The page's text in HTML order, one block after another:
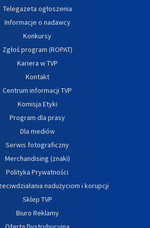
Telegazeta ogłoszenia
Informacje o nadawcy
Konkursy
Zgłoś program (ROPAT)
Kariera w TVP
Kontakt
Centrum informacji TVP
Komisja Etyki
Program dla prasy
Dla mediów
Serwis fotograficzny
Merchandising (znaki)
Polityka Prywatności
nadużyciom i korupcji
Sklep TVP
Biuro Reklamy